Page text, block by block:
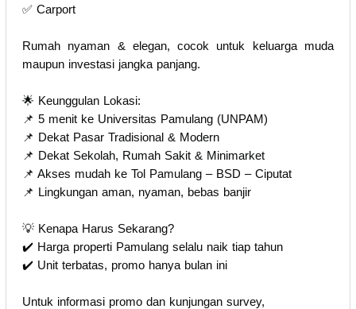
✅ Carport
Rumah nyaman & elegan, cocok untuk keluarga muda
maupun investasi jangka panjang.
🌟 Keunggulan Lokasi:
📌 5 menit ke Universitas Pamulang (UNPAM)
📌 Dekat Pasar Tradisional & Modern
📌 Dekat Sekolah, Rumah Sakit & Minimarket
📌 Akses mudah ke Tol Pamulang – BSD – Ciputat
📌 Lingkungan aman, nyaman, bebas banjir
💡 Kenapa Harus Sekarang?
✔️ Harga properti Pamulang selalu naik tiap tahun
✔️ Unit terbatas, promo hanya bulan ini
Untuk informasi promo dan kunjungan survey,